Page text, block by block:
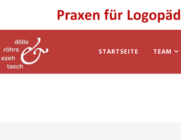
STARTSEITE TEAM